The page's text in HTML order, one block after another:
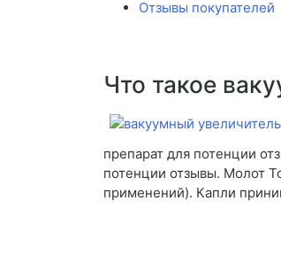
Отзывы покупателей
Что такое
препарат для потенции
потенции отзывы. Молот
применений). Капли